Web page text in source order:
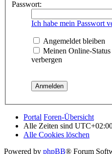
Passwort:
Ich habe mein Passwort
Angemeldet bleiben
Meinen Online-
verbergen
Portal Foren-Übersicht
Alle Zeiten sind
Alle Cookies löschen
Powered by phpBB® Forum